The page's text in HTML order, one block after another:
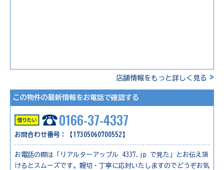
店舗情報をもっと詳しく見る >
この物件の最新情報をお電話で確認する
0166-37-4337
お問合わせ番号：【17305060700552】
お電話の際は「リアルターアップル 4337.jp で見た」とお伝え頂
けるとスムーズです。親切・丁寧に応対いたしますのでどうぞお気